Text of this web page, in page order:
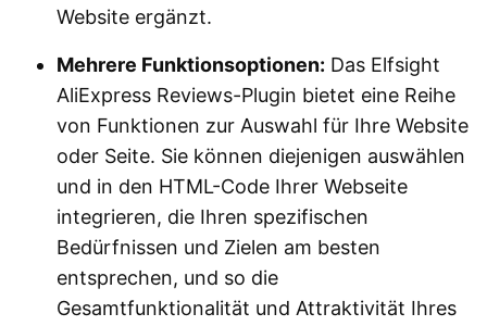
Website ergänzt.
Mehrere Funktionsoptionen: Das Elfsight
AliExpress Reviews-Plugin bietet eine Reihe
von Funktionen zur Auswahl für Ihre Website
oder Seite. Sie können diejenigen auswählen
und in den HTML-Code Ihrer Webseite
integrieren, die Ihren spezifischen
Bedürfnissen und Zielen am besten
entsprechen, und so die
Gesamtfunktionalität und Attraktivität Ihres